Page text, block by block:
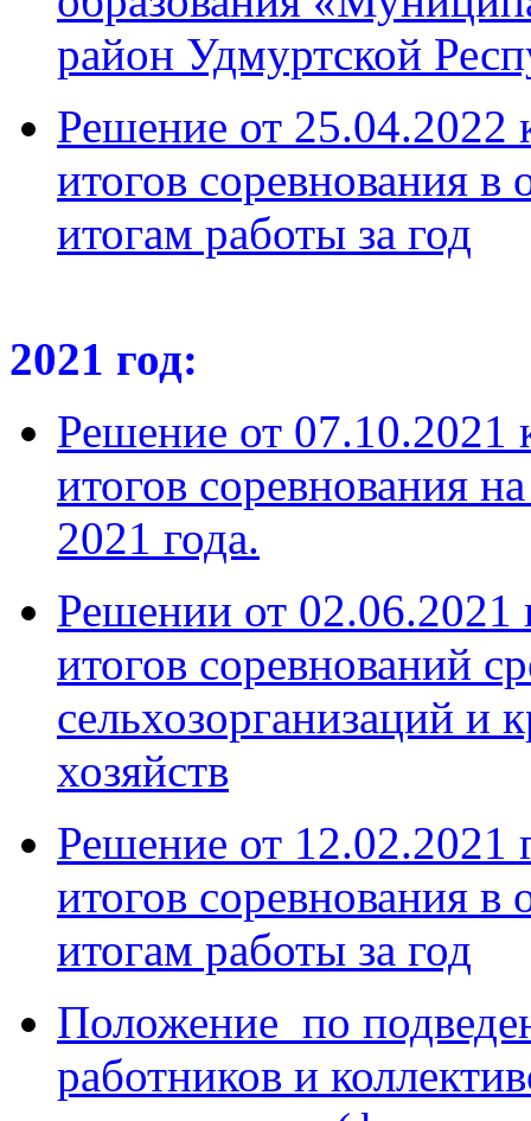
район Удмуртской
Решение от 25.04.2022
итогов соревнования в
итогам работы за год
2021 год:
Решение от 07.10.2021
итогов соревнования
2021 года.
Решении от 02.06.2021
итогов соревнований
сельхозорганизаций и
хозяйств
Решение от 12.02.2021
итогов соревнования в
итогам работы за год
Положение по
работников и